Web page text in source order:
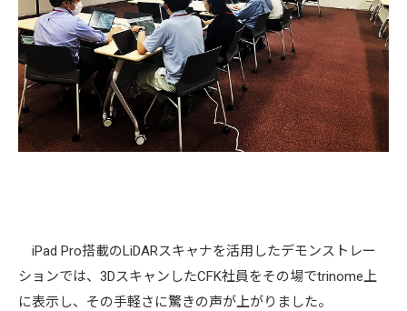
iPad Pro搭載のLiDARスキャナを活用したデモンストレー
ションでは、3DスキャンしたCFK社員をその場でtrinome上
に表示し、その手軽さに驚きの声が上がりました。